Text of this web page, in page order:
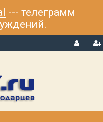
--- телеграмм
В
Р